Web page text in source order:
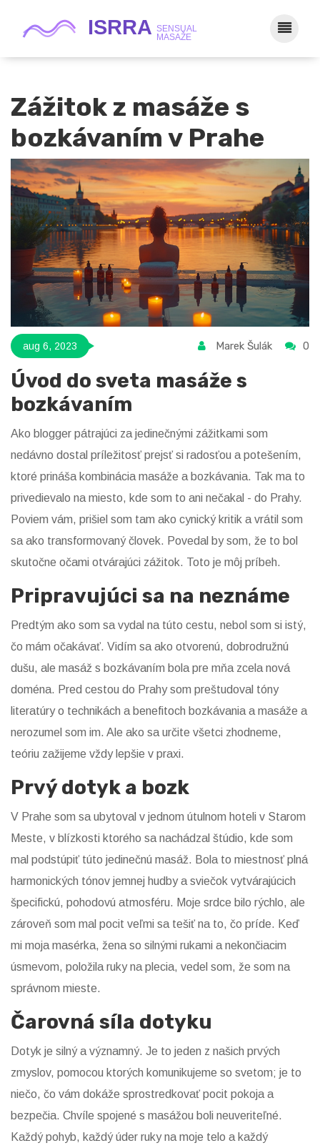
Zážitok z masáže s
bozkávaním v Prahe
aug 6, 2023 Marek Šulák 0
Úvod do sveta masáže s
bozkávaním
Ako blogger pátrajúci za jedinečnými zážitkami som
nedávno dostal príležitosť prejsť si radosťou a potešením,
ktoré prináša kombinácia masáže a bozkávania. Tak ma to
privedievalo na miesto, kde som to ani nečakal - do Prahy.
Poviem vám, prišiel som tam ako cynický kritik a vrátil som
sa ako transformovaný človek. Povedal by som, že to bol
skutočne očami otvárajúci zážitok. Toto je môj príbeh.
Pripravujúci sa na neznáme
Predtým ako som sa vydal na túto cestu, nebol som si istý,
čo mám očakávať. Vidím sa ako otvorenú, dobrodružnú
dušu, ale masáž s bozkávaním bola pre mňa zcela nová
doména. Pred cestou do Prahy som preštudoval tóny
literatúry o technikách a benefitoch bozkávania a masáže a
nerozumel som im. Ale ako sa určite všetci zhodneme,
teóriu zažijeme vždy lepšie v praxi.
Prvý dotyk a bozk
V Prahe som sa ubytoval v jednom útulnom hoteli v Starom
Meste, v blízkosti ktorého sa nachádzal štúdio, kde som
mal podstúpiť túto jedinečnú masáž. Bola to miestnosť plná
harmonických tónov jemnej hudby a sviečok vytvárajúcich
špecifickú, pohodovú atmosféru. Moje srdce bilo rýchlo, ale
zároveň som mal pocit veľmi sa tešiť na to, čo príde. Keď
mi moja masérka, žena so silnými rukami a nekončiacim
úsmevom, položila ruky na plecia, vedel som, že som na
správnom mieste.
Čarovná síla dotyku
Dotyk je silný a významný. Je to jeden z našich prvých
zmyslov, pomocou ktorých komunikujeme so svetom; je to
niečo, čo vám dokáže sprostredkovať pocit pokoja a
bezpečia. Chvíle spojené s masážou boli neuveriteľné.
Každý pohyb, každý úder ruky na moje telo a každý